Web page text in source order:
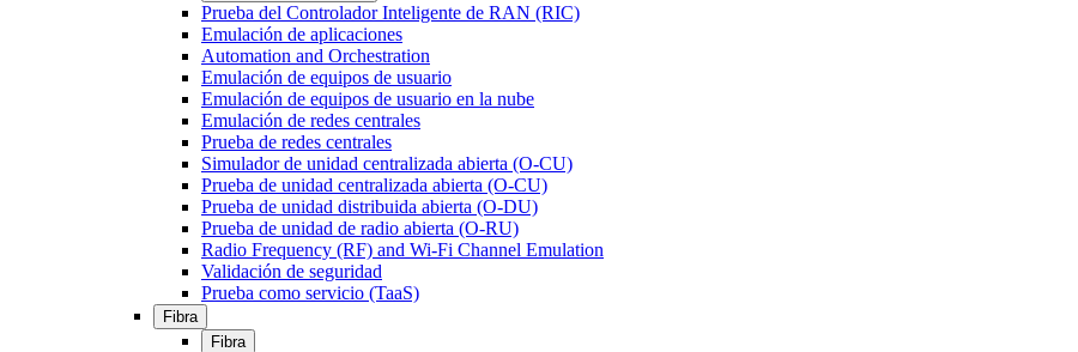
Prueba del Controlador Inteligente de RAN (RIC)
Emulación de aplicaciones
Automation and Orchestration
Emulación de equipos de usuario
Emulación de equipos de usuario en la nube
Emulación de redes centrales
Prueba de redes centrales
Simulador de unidad centralizada abierta (O-CU)
Prueba de unidad centralizada abierta (O-CU)
Prueba de unidad distribuida abierta (O-DU)
Prueba de unidad de radio abierta (O-RU)
Radio Frequency (RF) and Wi-Fi Channel Emulation
Validación de seguridad
Prueba como servicio (TaaS)
Fibra
Fibra